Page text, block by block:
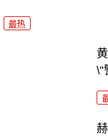
最热
\"